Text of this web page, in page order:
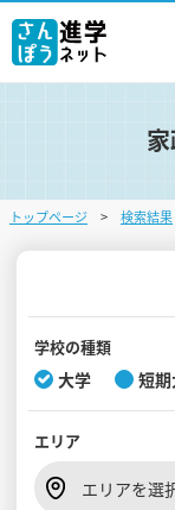
学
オ
入
トップページ 検索結果
学校の種類
大学 短
エリア
エリアを選